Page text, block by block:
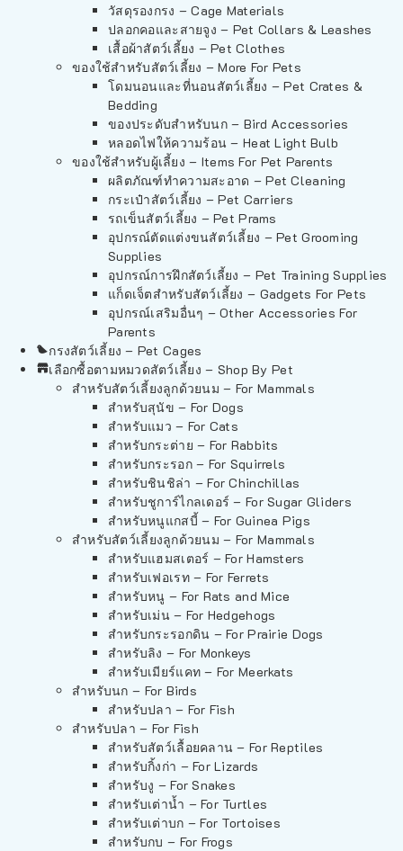
วัสดุรองกรง – Cage Materials
ปลอกคอและสายจูง – Pet Collars & Leashes
เสื้อผ้าสัตว์เลี้ยง – Pet Clothes
ของใช้สำหรับสัตว์เลี้ยง – More For Pets
โดมนอนและที่นอนสัตว์เลี้ยง – Pet Crates &
Bedding
ของประดับสำหรับนก – Bird Accessories
หลอดไฟให้ความร้อน – Heat Light Bulb
ของใช้สำหรับผู้เลี้ยง – Items For Pet Parents
ผลิตภัณฑ์ทำความสะอาด – Pet Cleaning
กระเป๋าสัตว์เลี้ยง – Pet Carriers
รถเข็นสัตว์เลี้ยง – Pet Prams
อุปกรณ์ตัดแต่งขนสัตว์เลี้ยง – Pet Grooming
Supplies
อุปกรณ์การฝึกสัตว์เลี้ยง – Pet Training Supplies
แก็ดเจ็ตสำหรับสัตว์เลี้ยง – Gadgets For Pets
อุปกรณ์เสริมอื่นๆ – Other Accessories For
Parents
กรงสัตว์เลี้ยง – Pet Cages
เลือกซื้อตามหมวดสัตว์เลี้ยง – Shop By Pet
สำหรับสัตว์เลี้ยงลูกด้วยนม – For Mammals
สำหรับสุนัข – For Dogs
สำหรับแมว – For Cats
สำหรับกระต่าย – For Rabbits
สำหรับกระรอก – For Squirrels
สำหรับชินชิล่า – For Chinchillas
สำหรับชูการ์ไกลเดอร์ – For Sugar Gliders
สำหรับหนูแกสบี้ – For Guinea Pigs
สำหรับสัตว์เลี้ยงลูกด้วยนม – For Mammals
สำหรับแฮมสเตอร์ – For Hamsters
สำหรับเฟอเรท – For Ferrets
สำหรับหนู – For Rats and Mice
สำหรับเม่น – For Hedgehogs
สำหรับกระรอกดิน – For Prairie Dogs
สำหรับลิง – For Monkeys
สำหรับเมียร์แคท – For Meerkats
สำหรับนก – For Birds
สำหรับปลา – For Fish
สำหรับปลา – For Fish
สำหรับสัตว์เลื้อยคลาน – For Reptiles
สำหรับกิ้งก่า – For Lizards
สำหรับงู – For Snakes
สำหรับเต่าน้ำ – For Turtles
สำหรับเต่าบก – For Tortoises
สำหรับกบ – For Frogs